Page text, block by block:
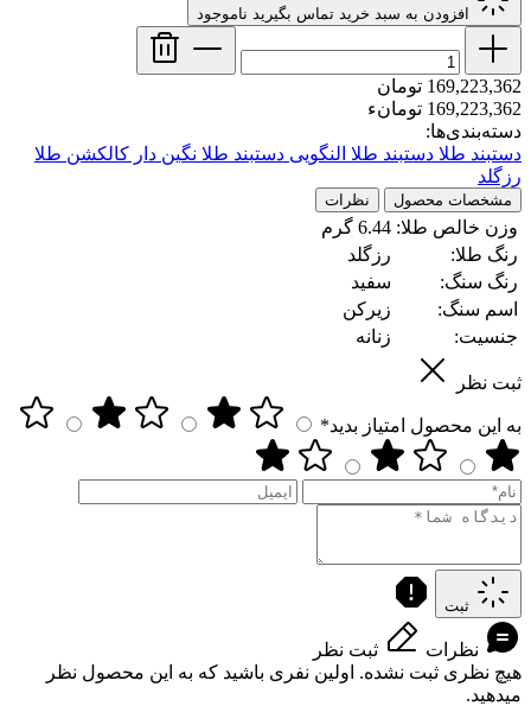
افزودن به سبد خرید تماس بگیرید ناموجود
169,223,362 تومان
169,223,362 تومانء
دسته‌بندی‌ها:
دستبند طلا دستبند طلا النگویی دستبند طلا نگین دار کالکشن طلا
رزگلد
مشخصات محصول نظرات
وزن خالص طلا: 6.44 گرم
رنگ طلا:
رزگلد
رنگ سنگ:
سفید
اسم سنگ:
زیرکن
جنسیت:
زنانه
ثبت نظر
به این محصول امتیاز بدید*
ثبت
نظرات
ثبت نظر
هیچ نظری ثبت نشده. اولین نفری باشید که به این محصول نظر
میدهید.